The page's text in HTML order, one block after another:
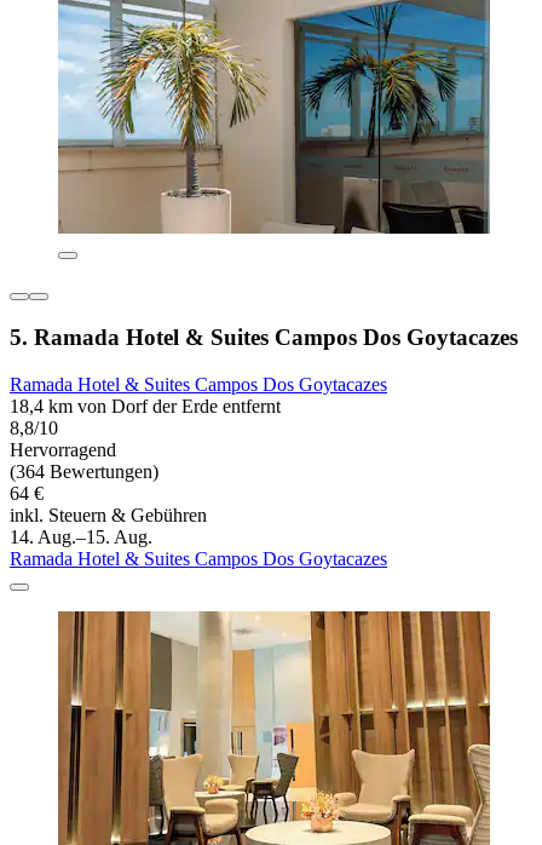
5. Ramada Hotel & Suites Campos Dos Goytacazes
Ramada Hotel & Suites Campos Dos Goytacazes
18,4 km von Dorf der Erde entfernt
8,8/10
Hervorragend
(364 Bewertungen)
64 €
inkl. Steuern & Gebühren
14. Aug.–15. Aug.
Ramada Hotel & Suites Campos Dos Goytacazes